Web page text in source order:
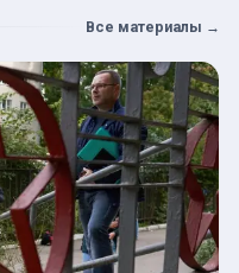
Все материалы →